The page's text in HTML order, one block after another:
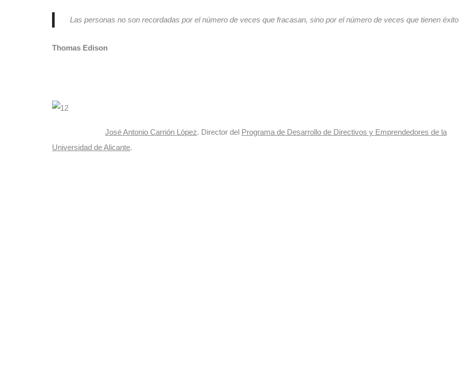
Las personas no son recordadas por el número de veces que fracasan, sino por el número de veces que tienen éxito
Thomas Edison
José Antonio Carrión López. Director del Programa de Desarrollo de Directivos y Emprendedores de la
Universidad de Alicante.